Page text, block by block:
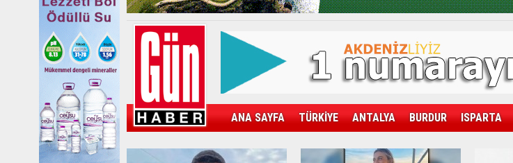
ANA SAYFA TÜRKİYE ANTALYA BURDUR ISPARTA
KAMPÜS SPOR GÜN'ÜN ÜRÜNÜ SAĞLIK EKONOMİ DÜNYA